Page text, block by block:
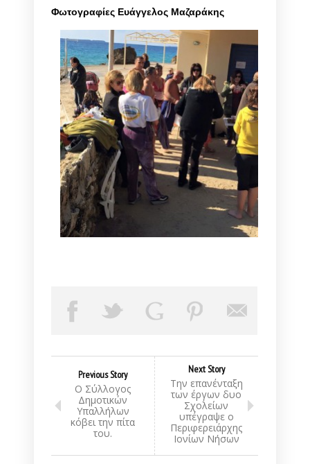
Φωτογραφίες Ευάγγελος Μαζαράκης
Previous Story
Ο Σύλλογος
Δημοτικών
Υπαλλήλων
κόβει την πίτα
του.
Next Story
Την επανένταξη
των έργων δυο
Σχολείων
υπέγραψε ο
Περιφερειάρχης
Ιονίων Νήσων